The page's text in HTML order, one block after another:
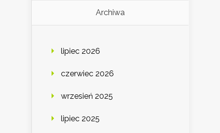
Archiwa
lipiec 2026
czerwiec 2026
wrzesień 2025
lipiec 2025